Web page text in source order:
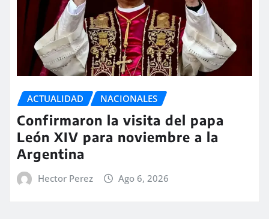
ACTUALIDAD NACIONALES
Confirmaron la visita del papa
León XIV para noviembre a la
Argentina
Hector Perez Ago 6, 2026